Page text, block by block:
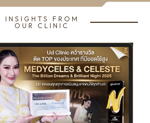
INSIGHTS FROM
OUR CLINIC